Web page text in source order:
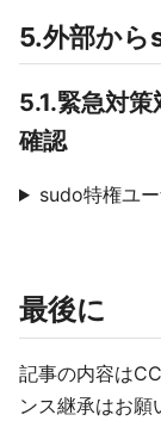
5.外部から
5.1.緊急対
確認
sudo特権ユ
最後に
記事の内容は
ンス継承はお願